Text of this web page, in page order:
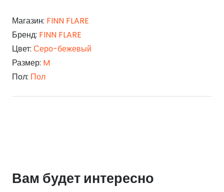
Магазин: FINN FLARE
Бренд: FINN FLARE
Цвет: Серо-бежевый
Размер: M
Пол: Пол
Вам будет интересно